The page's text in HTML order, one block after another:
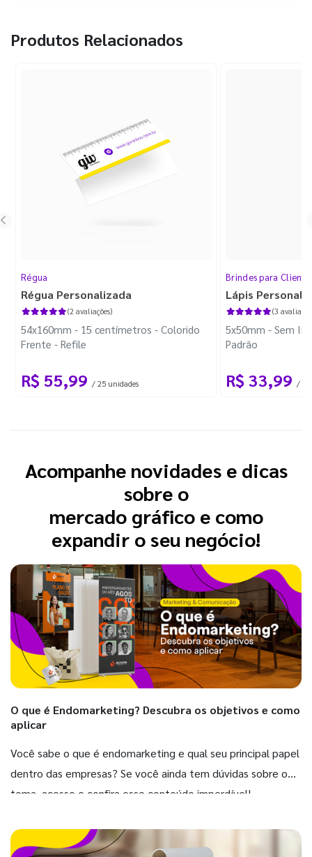
Produtos Relacionados
Régua
Régua Personalizada
(2 avaliações)
54x160mm - 15 centímetros - Colorido
Frente - Refile
R$ 55,99 / 25 unidades
Brindes para
Lápis
(3
5x50mm - Sem
Padrão
R$ 33,99 / 10
Acompanhe novidades e dicas
sobre o
mercado gráfico e como
expandir o seu negócio!
O que é Endomarketing? Descubra os objetivos e como
aplicar
Você sabe o que é endomarketing e qual seu principal papel
dentro das empresas? Se você ainda tem dúvidas sobre o
tema, acesse e confira esse conteúdo imperdível!